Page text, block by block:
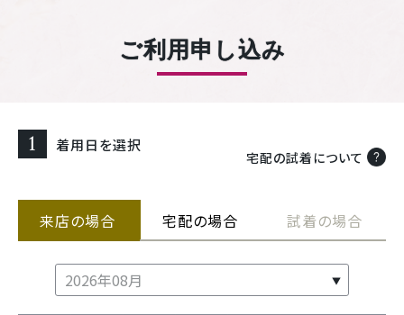
ご利用申し込み
1 着用日を選択
宅配の試着について
来店の場合 宅配の場合 試着の場合